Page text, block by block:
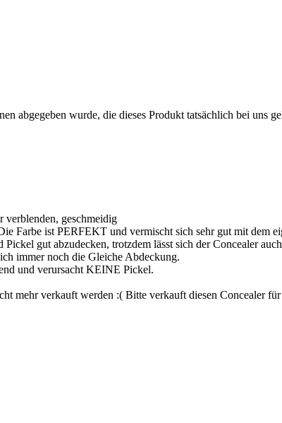
abgegeben wurde, die dieses Produkt tatsächlich bei uns
verblenden, geschmeidig
Farbe ist PERFEKT und vermischt sich sehr gut mit dem
gut abzudecken, trotzdem lässt sich der Concealer
immer noch die Gleiche Abdeckung.
und verursacht KEINE Pickel.
mehr verkauft werden :( Bitte verkauft diesen Concealer für